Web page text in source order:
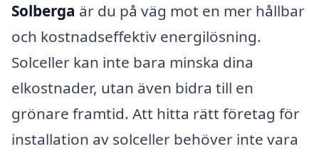
Solberga är du på väg mot en mer hållbar
och kostnadseffektiv energilösning.
Solceller kan inte bara minska dina
elkostnader, utan även bidra till en
grönare framtid. Att hitta rätt företag för
installation av solceller behöver inte vara